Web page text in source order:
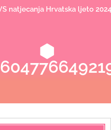
natjecanja Hrvatska ljeto